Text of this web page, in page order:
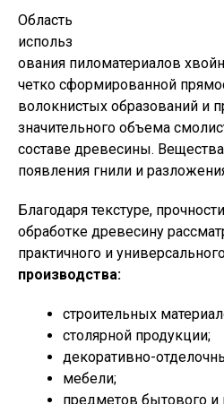
Область
использ
ования пиломатериалов
четко сформированной
волокнистых образований и
значительного объема
составе древесины.
появления гнили и
Благодаря текстуре,
обработке древесину
практичного и
производства:
строительных
столярной продукции;
декоративно-
мебели;
предметов бытового и